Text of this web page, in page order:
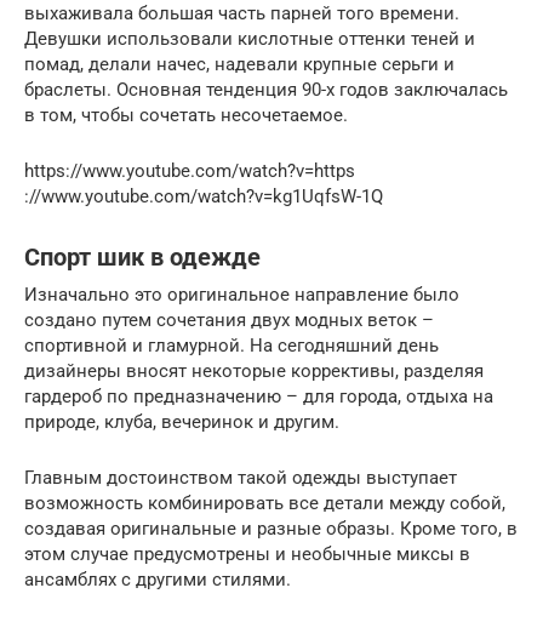
выхаживала большая часть парней того времени.
Девушки использовали кислотные оттенки теней и
помад, делали начес, надевали крупные серьги и
браслеты. Основная тенденция 90-х годов заключалась
в том, чтобы сочетать несочетаемое.
https://www.youtube.com/watch?v=https
://www.youtube.com/watch?v=kg1UqfsW-1Q
Спорт шик в одежде
Изначально это оригинальное направление было
создано путем сочетания двух модных веток –
спортивной и гламурной. На сегодняшний день
дизайнеры вносят некоторые коррективы, разделяя
гардероб по предназначению – для города, отдыха на
природе, клуба, вечеринок и другим.
Главным достоинством такой одежды выступает
возможность комбинировать все детали между собой,
создавая оригинальные и разные образы. Кроме того, в
этом случае предусмотрены и необычные миксы в
ансамблях с другими стилями.